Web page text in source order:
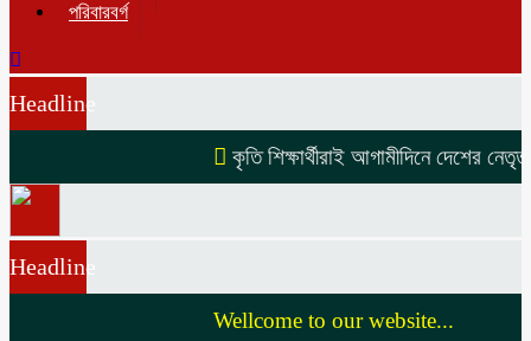
পরিবারবর্গ
Headline
কৃতি শিক্ষার্থীরাই আগামীদিনে দেশের
Headline
Wellcome to our website...